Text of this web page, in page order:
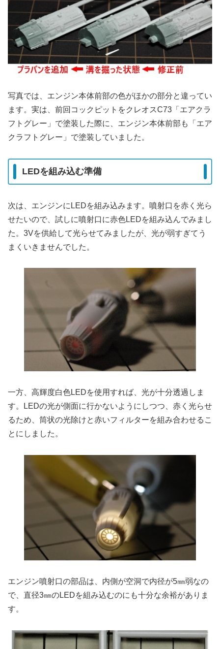
写真では、エンジン本体前部の色がほかの部分と違ってい
ます。実は、前回コックピットをクレオスC73「エアクラ
フトグレー」で塗装した際に、エンジン本体前部も「エア
クラフトグレー」で塗装していました。
LEDを組み込む準備
次は、エンジンにLEDを組み込みます。噴射口を赤く光ら
せたいので、試しに噴射口に赤色LEDを組み込んでみまし
た。3Vを供給して光らせてみましたが、光が弱すぎてう
まくいきませんでした。
一方、高輝度白色LEDを使用すれば、光が十分透過しま
す。LEDの光が側面に行かないようにしつつ、赤く光らせ
るため、筒状の光除けと赤いフィルターを組み合わせるこ
とにしました。
エンジン噴射口の部品は、内側が空洞で内径が5㎜弱なの
で、直径3㎜のLEDを組み込むのにも十分な余裕がありま
す。